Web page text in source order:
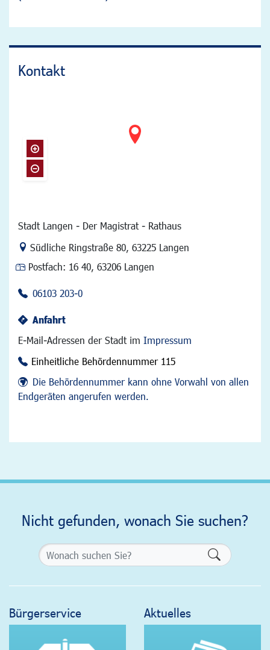
Kontakt
Stadt Langen - Der Magistrat - Rathaus
Link zur Google-Maps Navigation
Südliche Ringstraße 80, 63225 Langen
Postfach: 16 40, 63206 Langen
06103 203-0
Anfahrt
E-Mail-Adressen der Stadt im Impressum
Einheitliche Behördennummer 115
Die Behördennummer kann ohne Vorwahl von allen
Endgeräten angerufen werden.
Nicht gefunden, wonach Sie suchen?
Bürgerservice Aktuelles